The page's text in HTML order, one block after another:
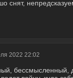
снят,
2022 22:02
бессмысленный,